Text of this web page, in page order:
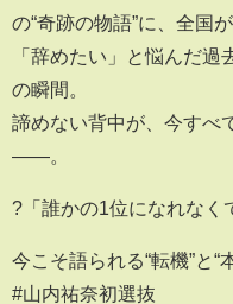
の“奇跡の物語”に、全国
「辞めたい」と悩んだ過
の瞬間。
諦めない背中が、今すべ
――。
?「誰かの1位になれなく
今こそ語られる“転機”と“
#山内祐奈初選抜